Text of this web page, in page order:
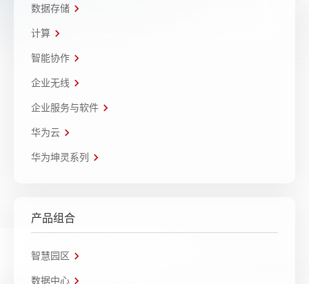
数据存储
计算
智能协作
企业无线
企业服务与软件
华为云
华为坤灵系列
产品组合
智慧园区
数据中心